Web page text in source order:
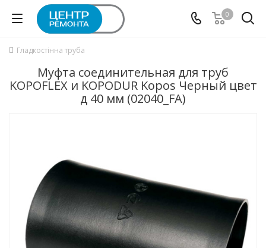
0
Гладкостінна труба
Муфта соединительная для труб
KOPOFLEX и KOPODUR Kopos Черный цвет
д 40 мм (02040_FA)